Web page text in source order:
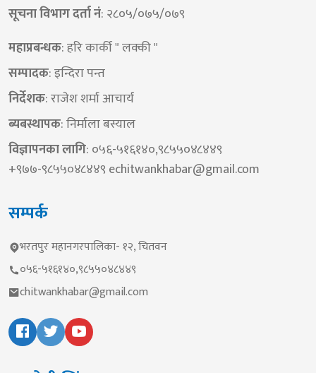
सूचना विभाग दर्ता नं: २८०५/०७५/०७९
महाप्रबन्धक: हरि कार्की " लक्की "
सम्पादक: इन्दिरा पन्त
निर्देशक​: राजेश शर्मा आचार्य
ब्यबस्थापक: निर्माला बस्याल
विज्ञापनका लागि: ०५६-५१६१४०,९८५५०४८४४९
+९७७-९८५५०४८४४९ echitwankhabar@gmail.com
सम्पर्क
भरतपुर महानगरपालिका- १२, चितवन
०५६-५१६१४०,९८५५०४८४४९
chitwankhabar@gmail.com